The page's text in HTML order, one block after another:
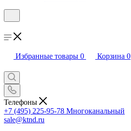
Избранные товары 0 Корзина 0
Телефоны
+7 (495) 225-95-78 Многоканальный
sale@ktnd.ru